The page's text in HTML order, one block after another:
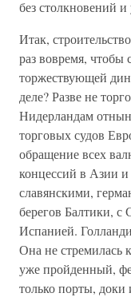
без столкновений
Итак,
раз вовремя, чтобы
торжествующей
деле? Разве не
Нидерландам
торговых судов
обращение всех
концессий в Азии
славянскими,
берегов Балтики,
Испанией.
Она не стремилась
уже пройденный,
только порты,